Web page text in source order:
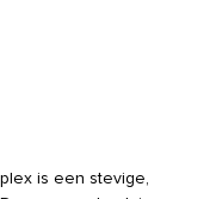
is een stevige,